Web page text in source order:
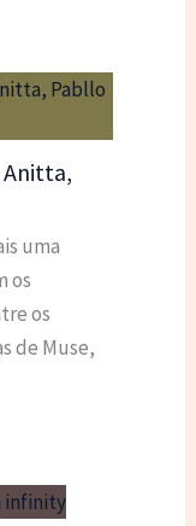
Anitta,
uma
os
os
de Muse,